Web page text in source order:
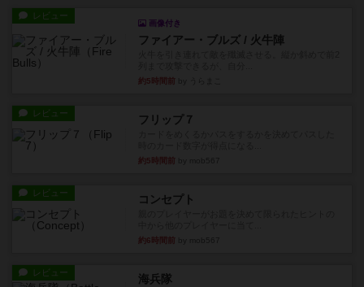
レビュー
画像付き
ファイアー・ブルズ / 火牛陣
約5時間前
レビュー フリップ７
約5時間前
レビュー コンセプト
約6時間前
レビュー 海兵隊